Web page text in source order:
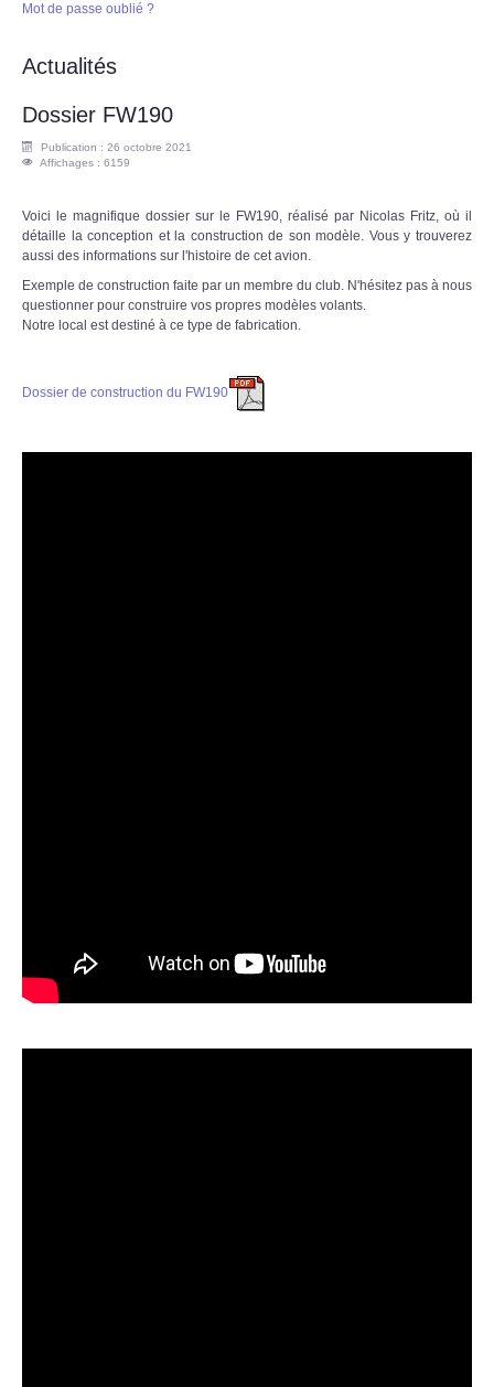
Mot de passe oublié ?
Actualités
Dossier FW190
Publication : 26 octobre 2021
Affichages : 6159
Voici le magnifique dossier sur le FW190, réalisé par Nicolas Fritz, où il
détaille la conception et la construction de son modèle. Vous y trouverez
aussi des informations sur l'histoire de cet avion.
Exemple de construction faite par un membre du club. N'hésitez pas à nous
questionner pour construire vos propres modèles volants.
Notre local est destiné à ce type de fabrication.
Dossier de construction du FW190